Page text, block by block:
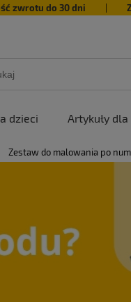
zwrotu do 30 dni
dzieci Artykuły
Zestaw do malowania po